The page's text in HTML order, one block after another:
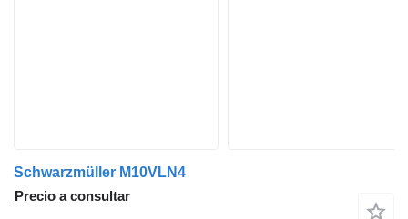
Schwarzmüller M10VLN4
Precio a consultar